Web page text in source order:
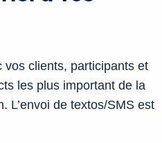
vos clients, participants et
les plus important de la
L’envoi de textos/SMS est